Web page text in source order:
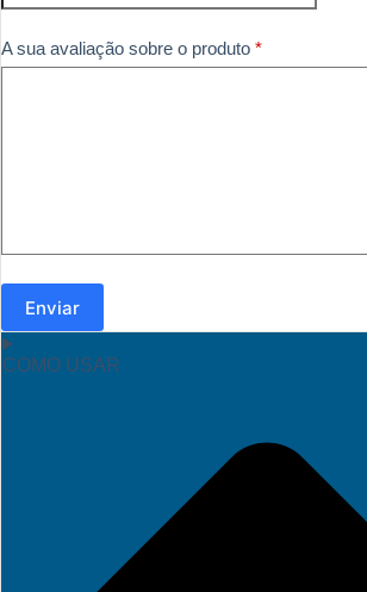
A sua avaliação sobre o produto *
Enviar
COMO USAR